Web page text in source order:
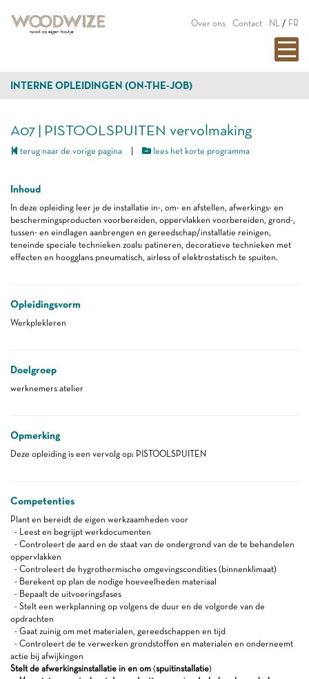
Over ons Contact NL / FR
INTERNE OPLEIDINGEN (ON-THE-JOB)
A07 | PISTOOLSPUITEN vervolmaking
terug naar de vorige pagina lees het korte programma
Inhoud
In deze opleiding leer je de installatie in-, om- en afstellen, afwerkings- en
beschermingsproducten voorbereiden, oppervlakken voorbereiden, grond-,
tussen- en eindlagen aanbrengen en gereedschap/installatie reinigen,
teneinde speciale technieken zoals: patineren, decoratieve technieken met
effecten en hoogglans pneumatisch, airless of elektrostatisch te spuiten.
Opleidingsvorm
Werkplekleren
Doelgroep
werknemers atelier
Opmerking
Deze opleiding is een vervolg op: PISTOOLSPUITEN
Competenties
Plant en bereidt de eigen werkzaamheden voor
- Leest en begrijpt werkdocumenten
- Controleert de aard en de staat van de ondergrond van de te behandelen
oppervlakken
- Controleert de hygrothermische omgevingscondities (binnenklimaat)
- Berekent op plan de nodige hoeveelheden materiaal
- Bepaalt de uitvoeringsfases
- Stelt een werkplanning op volgens de duur en de volgorde van de
opdrachten
- Gaat zuinig om met materialen, gereedschappen en tijd
- Controleert de te verwerken grondstoffen en materialen en onderneemt
actie bij afwijkingen
Stelt de afwerkingsinstallatie in en om (spuitinstallatie)